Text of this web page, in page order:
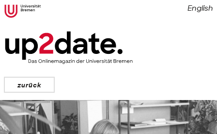
zurück
English